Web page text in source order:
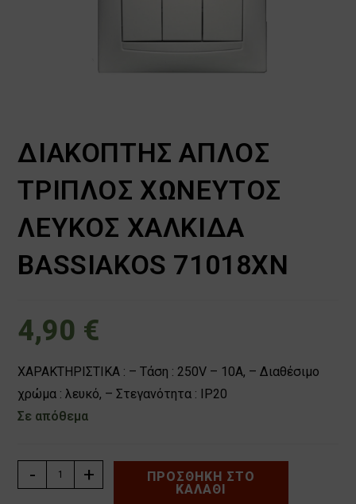
ΔΙΑΚΟΠΤΗΣ ΑΠΛΟΣ
ΤΡΙΠΛΟΣ ΧΩΝΕΥΤΟΣ
ΛΕΥΚΟΣ ΧΑΛΚΙΔΑ
BASSIAKOS 71018XN
4,90 €
ΧΑΡΑΚΤΗΡΙΣΤΙΚΑ : – Τάση : 250V – 10Α, – Διαθέσιμο
χρώμα : λευκό, – Στεγανότητα : IP20
Σε απόθεμα
ΔΙΑΚΟΠΤΗΣ
ΑΠΛΟΣ
- +
ΠΡΟΣΘΉΚΗ ΣΤΟ
ΚΑΛΆΘΙ